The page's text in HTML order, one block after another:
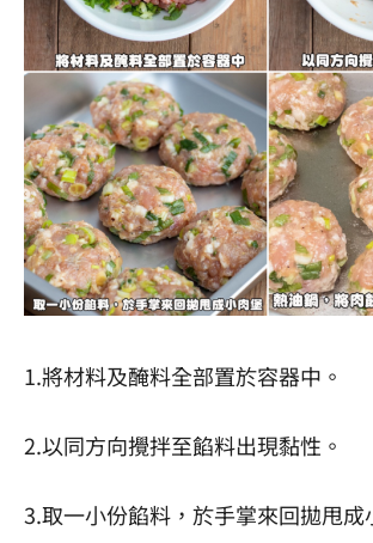
1.將材料及醃料全部置於容器中。
2.以同方向攪拌至餡料出現黏性。
3.取一小份餡料，於手掌來回拋甩成